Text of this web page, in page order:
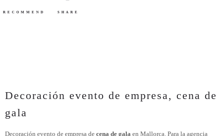
RECOMMEND SHARE
Decoración evento de empresa, cena de
gala
Decoración evento de empresa de cena de gala en Mallorca. Para la agencia